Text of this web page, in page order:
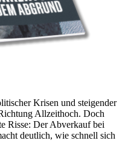
Krisen und steigender
Allzeithoch. Doch
Risse: Der Abverkauf bei
deutlich, wie schnell sich